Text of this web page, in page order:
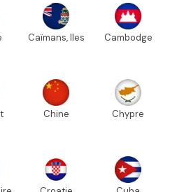
Caïmans, Iles Cambodge
Chine Chypre